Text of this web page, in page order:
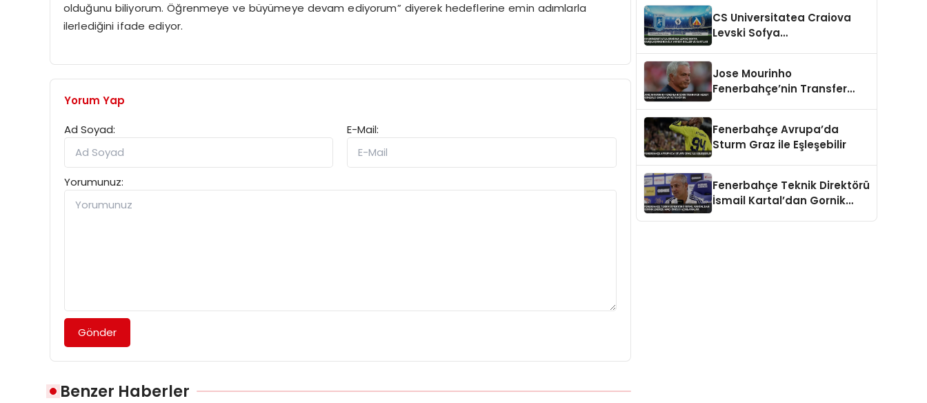
olduğunu biliyorum. Öğrenmeye ve büyümeye devam ediyorum” diyerek hedeflerine emin adımlarla
ilerlediğini ifade ediyor.
Yorum Yap
Ad Soyad:
E-Mail:
Yorumunuz:
Gönder
Benzer Haberler
CS Universitatea Craiova
Levski Sofya
Jose Mourinho
Fenerbahçe’nin Transfer
Fenerbahçe Avrupa’da
Sturm Graz ile Eşleşebilir
Fenerbahçe Teknik Direktörü
İsmail Kartal’dan Gornik